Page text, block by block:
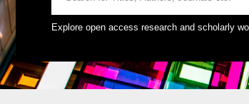
Explore open access research and scholarly